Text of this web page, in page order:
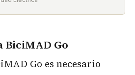
BiciMAD Go
Go es necesario